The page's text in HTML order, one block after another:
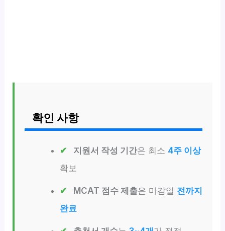
확인 사항
지원서 작성 기간은 최소 4주 이상
확보
MCAT 점수 제출은 마감일 전까지
완료